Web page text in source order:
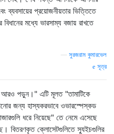
ব্যবসায়ের প্রয়োজনীয়তার ভিত্তিতে
মধ্যে ভারসাম্য বজায় রাখতে
সুরজরাম কুমারভেল
সূত্র
আরও পড়ুন।" এটি মূলত "তামাটিকে
জন্য হাস্যকরভাবে ওভারস্পেস্কড
ধরে নিয়েছে" তে নেমে এসেছে
বিতরণকৃত ক্লোসেটগুলিতে স্যুইচগুলির